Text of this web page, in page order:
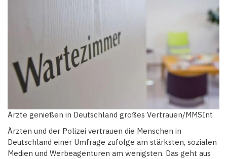
Ärzte genießen in Deutschland großes Vertrauen/MMSInt
Ärzten und der Polizei vertrauen die Menschen in
Deutschland einer Umfrage zufolge am stärksten, sozialen
Medien und Werbeagenturen am wenigsten. Das geht aus